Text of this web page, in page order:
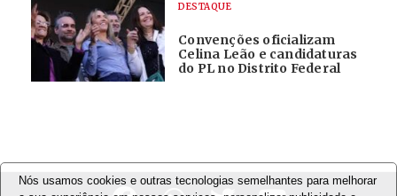
DESTAQUE
Convenções oficializam
Celina Leão e candidaturas
do PL no Distrito Federal
Nós usamos cookies e outras tecnologias semelhantes para melhorar